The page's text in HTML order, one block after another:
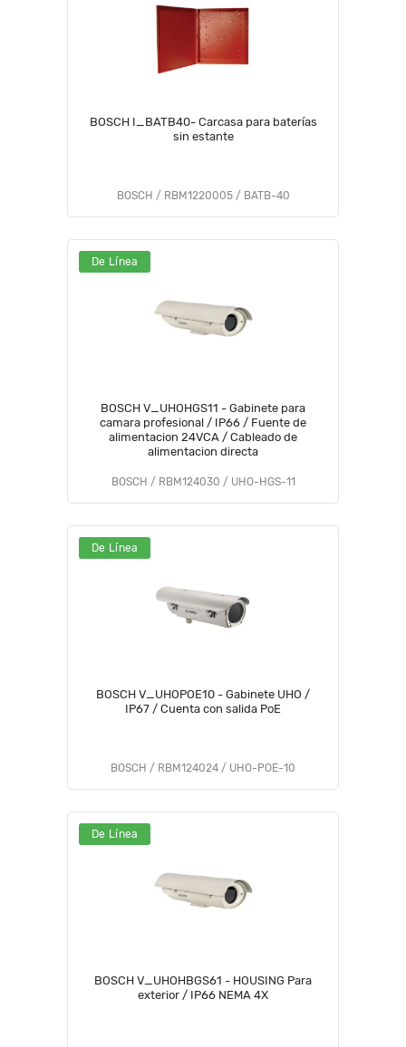
BOSCH I_BATB40- Carcasa para baterías
sin estante
BOSCH / RBM1220005 / BATB-40
De Línea
BOSCH V_UHOHGS11 - Gabinete para
camara profesional / IP66 / Fuente de
alimentacion 24VCA / Cableado de
alimentacion directa
BOSCH / RBM124030 / UHO-HGS-11
De Línea
BOSCH V_UHOPOE10 - Gabinete UHO /
IP67 / Cuenta con salida PoE
BOSCH / RBM124024 / UHO-POE-10
De Línea
BOSCH V_UHOHBGS61 - HOUSING Para
exterior / IP66 NEMA 4X